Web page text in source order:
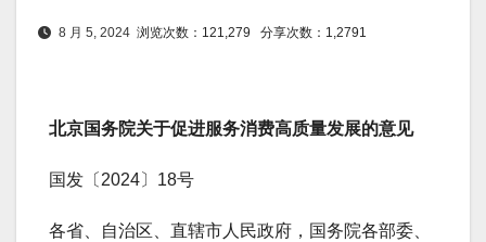
8 月 5, 2024 浏览次数：121,279 分享次数：1,2791
北京国务院关于促进服务消费高质量发展的意见
国发〔2024〕18号
各省、自治区、直辖市人民政府，国务院各部委、